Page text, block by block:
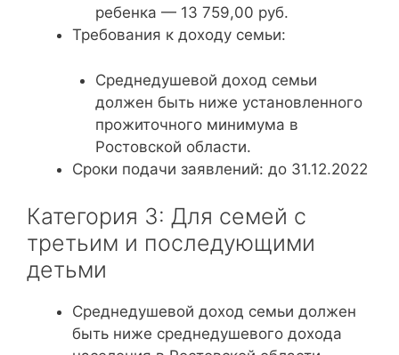
ребенка — 13 759,00 руб.
Требования к доходу семьи:
Среднедушевой доход семьи
должен быть ниже установленного
прожиточного минимума в
Ростовской области.
Сроки подачи заявлений: до 31.12.2022
Категория 3: Для семей с
третьим и последующими
детьми
Среднедушевой доход семьи должен
быть ниже среднедушевого дохода